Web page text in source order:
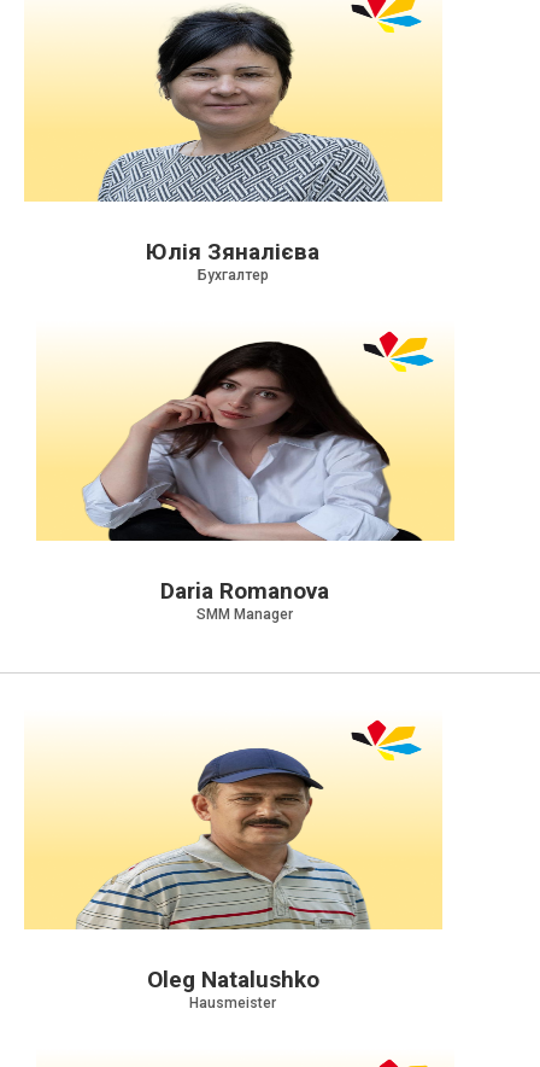
Юлія Зяналієва
Бухгалтер
Daria Romanova
SMM Manager
Oleg Natalushko
Hausmeister